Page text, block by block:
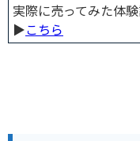
実際に売ってみた体
▶︎こちら